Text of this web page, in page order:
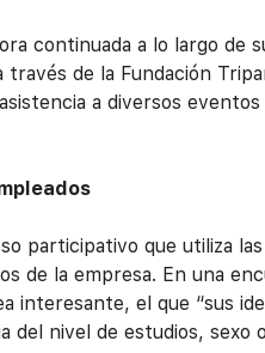
continuada a lo largo de
de la Fundación
a diversos
participativo que utiliza
de la empresa. En una
el que “sus
del nivel de estudios, sexo